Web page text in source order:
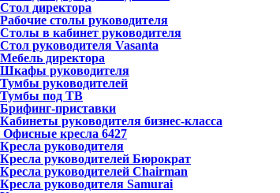
Стол директора
Рабочие столы руководителя
Столы в кабинет руководителя
Стол руководителя Vasanta
Мебель директора
Шкафы руководителя
Тумбы руководителей
Тумбы под ТВ
Брифинг-приставки
Кабинеты руководителя бизнес-класса
Офисные кресла 6427
Кресла руководителя
Кресла руководителей Бюрократ
Кресла руководителей Chairman
Кресла руководителя Samurai